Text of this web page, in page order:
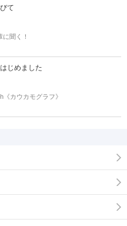
て
聞く！
じめました
カウカモグラフ》